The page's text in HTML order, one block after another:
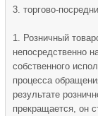
3. торгово-
1. Розничный
непосредственно
собственного
процесса
результате
прекращается, он